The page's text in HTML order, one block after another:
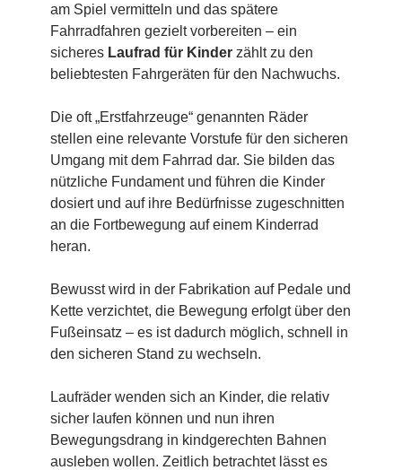
am Spiel vermitteln und das spätere
Fahrradfahren gezielt vorbereiten – ein
sicheres Laufrad für Kinder zählt zu den
beliebtesten Fahrgeräten für den Nachwuchs.
Die oft „Erstfahrzeuge“ genannten Räder
stellen eine relevante Vorstufe für den sicheren
Umgang mit dem Fahrrad dar. Sie bilden das
nützliche Fundament und führen die Kinder
dosiert und auf ihre Bedürfnisse zugeschnitten
an die Fortbewegung auf einem Kinderrad
heran.
Bewusst wird in der Fabrikation auf Pedale und
Kette verzichtet, die Bewegung erfolgt über den
Fußeinsatz – es ist dadurch möglich, schnell in
den sicheren Stand zu wechseln.
Laufräder wenden sich an Kinder, die relativ
sicher laufen können und nun ihren
Bewegungsdrang in kindgerechten Bahnen
ausleben wollen. Zeitlich betrachtet lässt es